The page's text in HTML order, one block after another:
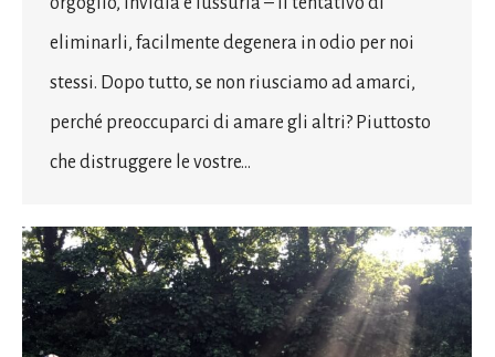
eliminarli, facilmente degenera in odio per noi
stessi. Dopo tutto, se non riusciamo ad amarci,
perché preoccuparci di amare gli altri? Piuttosto
che distruggere le vostre…